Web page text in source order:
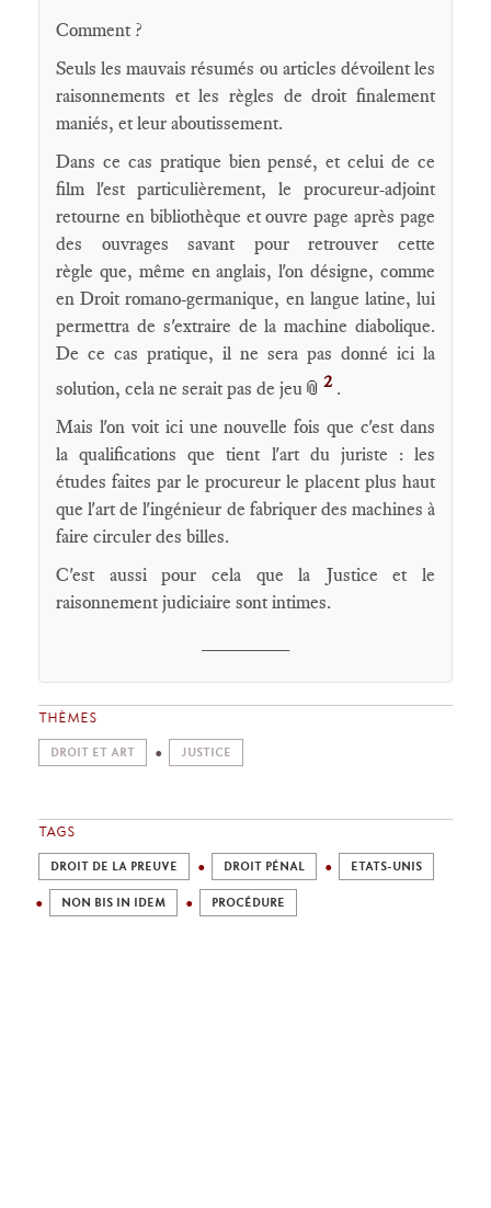
Comment ?
Seuls les mauvais résumés ou articles dévoilent les
raisonnements et les règles de droit finalement
maniés, et leur aboutissement.
Dans ce cas pratique bien pensé, et celui de ce
film l'est particulièrement, le procureur-adjoint
retourne en bibliothèque et ouvre page après page
des ouvrages savant pour retrouver cette
règle que, même en anglais, l'on désigne, comme
en Droit romano-germanique, en langue latine, lui
permettra de s'extraire de la machine diabolique.
De ce cas pratique, il ne sera pas donné ici la
solution, cela ne serait pas de jeu 📎 2 .
Mais l'on voit ici une nouvelle fois que c'est dans
la qualifications que tient l'art du juriste : les
études faites par le procureur le placent plus haut
que l'art de l'ingénieur de fabriquer des machines à
faire circuler des billes.
C'est aussi pour cela que la Justice et le
raisonnement judiciaire sont intimes.
THÈMES
DROIT ET ART JUSTICE
TAGS
DROIT DE LA PREUVE DROIT PÉNAL ETATS-UNIS
NON BIS IN IDEM PROCÉDURE